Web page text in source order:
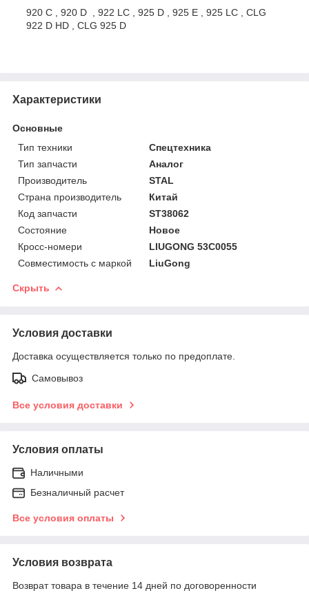
920 C , 920 D , 922 LC , 925 D , 925 E , 925 LC , CLG
922 D HD , CLG 925 D
Характеристики
Основные
Тип техники
Спецтехника
Тип запчасти
Аналог
Производитель
STAL
Страна производитель
Китай
Код запчасти
ST38062
Состояние
Новое
Кросс-номери
LIUGONG 53C0055
Совместимость с маркой
LiuGong
Скрыть
Условия доставки
Доставка осуществляется только по предоплате.
Самовывоз
Все условия доставки
Условия оплаты
Наличными
Безналичный расчет
Все условия оплаты
Условия возврата
Возврат товара в течение 14 дней по договоренности